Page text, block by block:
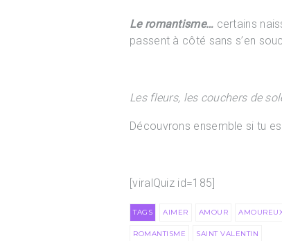
Le romantisme… certains
passent à côté sans s’en
Les fleurs, les couchers de
Découvrons ensemble si tu
[viralQuiz id=185]
TAGS AIMER AMOUR
ROMANTISME SAINT VALENTIN